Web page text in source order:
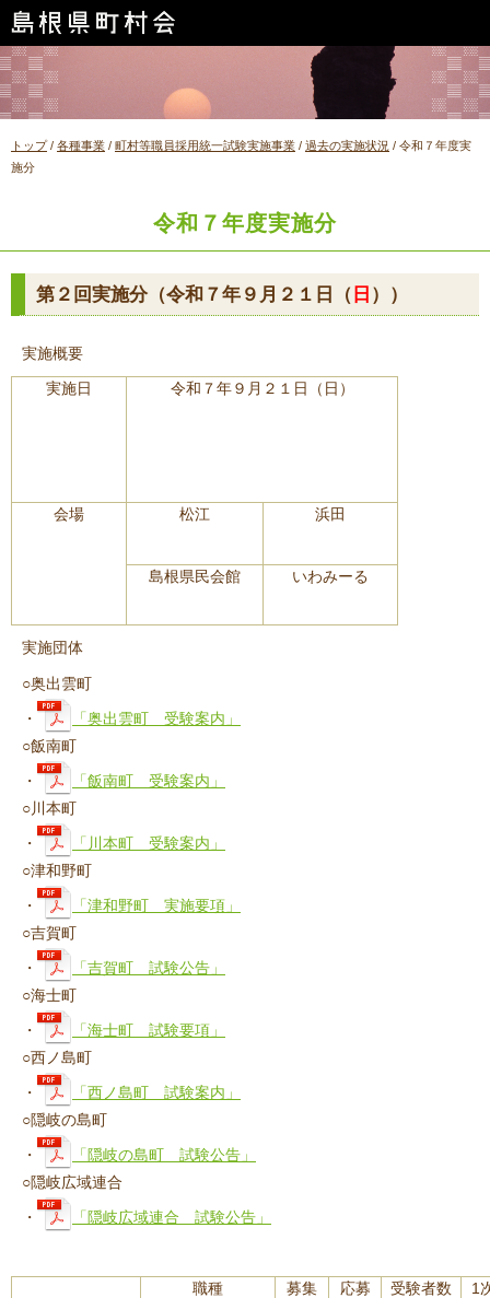
このページの本文へ
現
在
トップ/ 各種事業 / 町村等職員採用統一試験実施事業 / 過去の実施状況 / 令和７年度実
施分
令和７年度実施分
第２回実施分（令和７年９月２１日（日 ））
実施概要
実施日 令和７年９月２１日（日）
会場 松江 浜田
島根県民会館 いわみーる
実施団体
○奥出雲町
・
「奥出雲町 受験案内」
○飯南町
・
「飯南町 受験案内」
○川本町
・
「川本町 受験案内」
○津和野町
・
「津和野町 実施要項」
○吉賀町
・
「吉賀町 試験公告」
○海士町
・
「海士町 試験要項」
○西ノ島町
・
「西ノ島町 試験案内」
○隠岐の島町
・
「隠岐の島町 試験公告」
○隠岐広域連合
・
「隠岐広域連合 試験公告」
職種
募集
応募
受験者数
1